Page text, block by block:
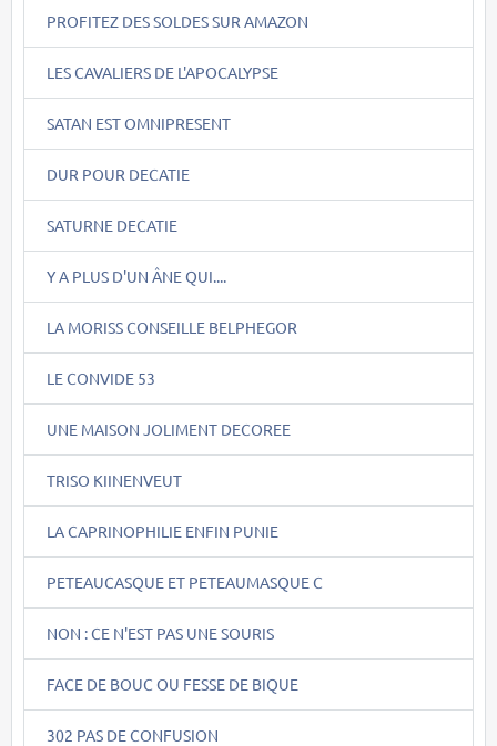
PROFITEZ DES SOLDES SUR AMAZON
LES CAVALIERS DE L'APOCALYPSE
SATAN EST OMNIPRESENT
DUR POUR DECATIE
SATURNE DECATIE
Y A PLUS D'UN ÂNE QUI....
LA MORISS CONSEILLE BELPHEGOR
LE CONVIDE 53
UNE MAISON JOLIMENT DECOREE
TRISO KIINENVEUT
LA CAPRINOPHILIE ENFIN PUNIE
PETEAUCASQUE ET PETEAUMASQUE C
NON : CE N'EST PAS UNE SOURIS
FACE DE BOUC OU FESSE DE BIQUE
302 PAS DE CONFUSION